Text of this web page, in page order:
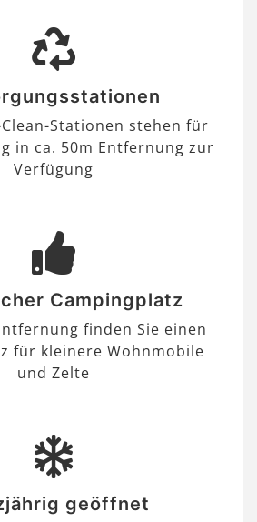
Stationen stehen für
in ca. 50m Entfernung zur
Verfügung
Campingplatz
finden Sie einen
für kleinere Wohnmobile
und Zelte
geöffnet